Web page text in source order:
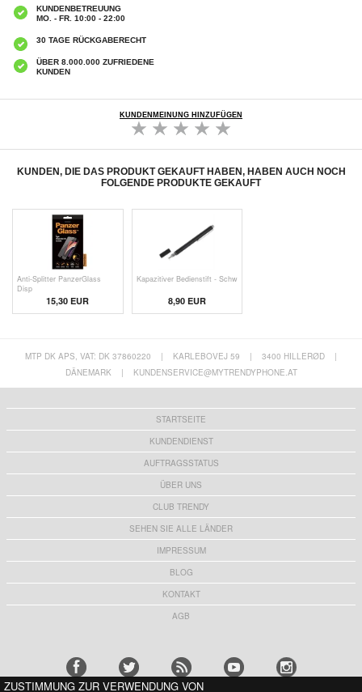
KUNDENBETREUUNG
MO. - FR. 10:00 - 22:00
30 TAGE RÜCKGABERECHT
ÜBER 8.000.000 ZUFRIEDENE
KUNDEN
KUNDENMEINUNG HINZUFÜGEN
KUNDEN, DIE DAS PRODUKT GEKAUFT HABEN, HABEN AUCH NOCH
FOLGENDE PRODUKTE GEKAUFT
Anti-Splitter PanzerGlass
Disp
15,30 EUR
Kapazitiver Bedienstift - Schw
8,90 EUR
MTP DK APS, VAT: DK 37860220 | KARLEBOVEJ 59 | 3400 HILLERØD
|
DÄNEMARK
| KUNDENSERVICE@MYTRENDYPHONE.AT
STARTSEITE
KUNDENDIENST
AUFTRAGSSTATUS
ÜBER UNS
CLUB TRENDY
SEHEN SIE ALLE LÄNDER
IMPRESSUM
BLOG
KONTAKT
AGB
ZUSTIMMUNG ZUR VERWENDUNG VON